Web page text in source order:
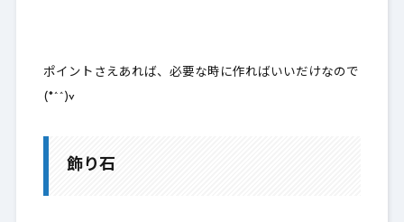
ポイントさえあれば、必要な時に作ればいいだけなので
(*^^)v
飾り石